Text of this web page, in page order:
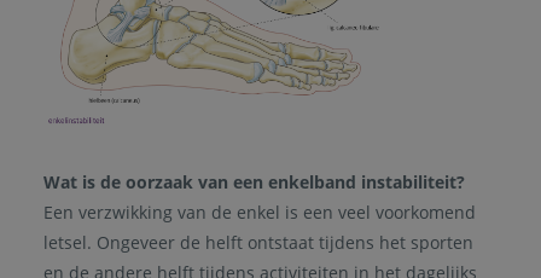
Wat is de oorzaak van een enkelband instabiliteit?
Een verzwikking van de enkel is een veel voorkomend
letsel. Ongeveer de helft ontstaat tijdens het sporten
en de andere helft tijdens activiteiten in het dagelijks